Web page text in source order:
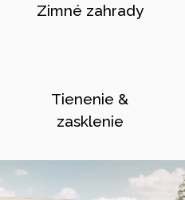
Zimné zahrady
Tienenie &
zasklenie